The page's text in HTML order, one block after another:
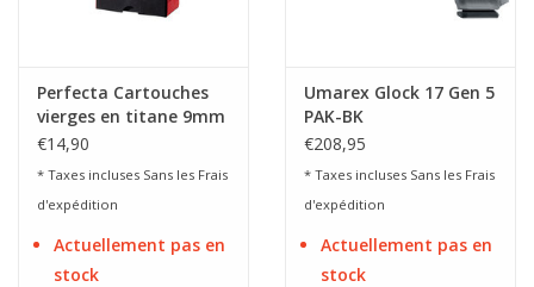
Perfecta Cartouches
vierges en titane 9mm
PAK - 50 pièces
€14,90
* Taxes incluses Sans les Frais
d'expédition
Actuellement pas en
stock
Umarex Glock 17 Gen 5
PAK-BK
€208,95
* Taxes incluses Sans les Frais
d'expédition
Actuellement pas en
stock